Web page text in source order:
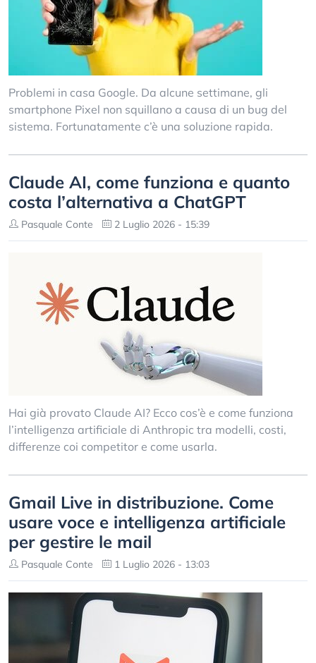
Problemi in casa Google. Da alcune settimane, gli
smartphone Pixel non squillano a causa di un bug del
sistema. Fortunatamente c’è una soluzione rapida.
Claude AI, come funziona e quanto
costa l’alternativa a ChatGPT
Pasquale Conte 2 Luglio 2026 - 15:39
Hai già provato Claude AI? Ecco cos’è e come funziona
l’intelligenza artificiale di Anthropic tra modelli, costi,
differenze coi competitor e come usarla.
Gmail Live in distribuzione. Come
usare voce e intelligenza artificiale
per gestire le mail
Pasquale Conte 1 Luglio 2026 - 13:03